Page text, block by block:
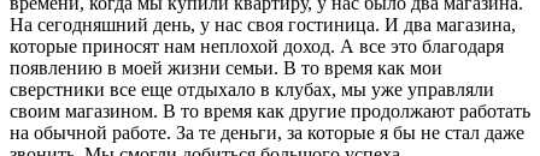
На сегодняшний день, у нас своя гостиница. И два магазина,
которые приносят нам неплохой доход. А все это благодаря
появлению в моей жизни семьи. В то время как мои
сверстники все еще отдыхало в клубах, мы уже управляли
своим магазином. В то время как другие продолжают работать
на обычной работе. За те деньги, за которые я бы не стал даже